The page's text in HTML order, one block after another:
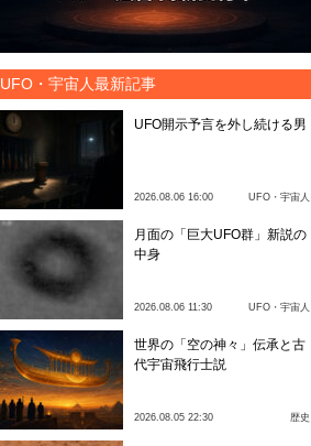
UFO・宇宙人最新記事
UFO開示予言を外し続ける男
2026.08.06 16:00 UFO・宇宙人
月面の「巨大UFO群」新説の
中身
2026.08.06 11:30 UFO・宇宙人
世界の「空の神々」伝承と古
代宇宙飛行士説
2026.08.05 22:30 歴史